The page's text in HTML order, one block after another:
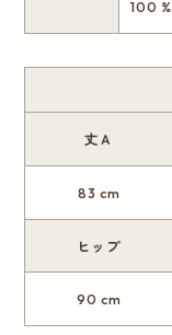
100 %
丈Ａ
83 cm
ヒップ
90 cm